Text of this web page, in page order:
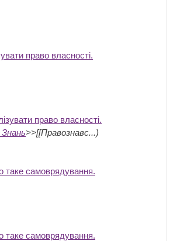
право власності.
право власності.
>>[[Правознавс...)
таке самоврядування.
таке самоврядування.